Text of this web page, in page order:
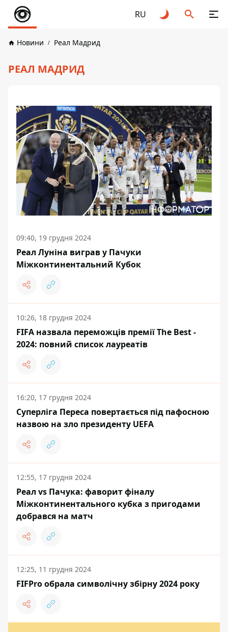
RU
Новини Реал Мадрид
РЕАЛ МАДРИД
09:40, 19 грудня 2024
Реал Луніна виграв у Пачуки
Міжконтинентальний Кубок
10:26, 18 грудня 2024
FIFA назвала переможців премії Тhe Best -
2024: повний список лауреатів
16:20, 17 грудня 2024
Суперліга Переса повертається під пафосною
назвою на зло президенту UEFA
12:55, 17 грудня 2024
Реал vs Пачука: фаворит фіналу
Міжконтинентального кубка з пригодами
добрався на матч
12:25, 11 грудня 2024
FIFPro обрала символічну збірну 2024 року